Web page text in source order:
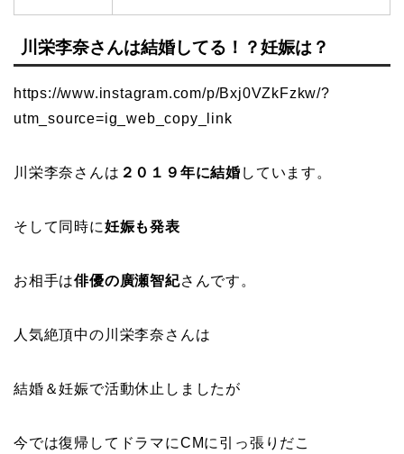
川栄李奈さんは結婚してる！？妊娠は？
https://www.instagram.com/p/Bxj0VZkFzkw/?
utm_source=ig_web_copy_link
川栄李奈さんは ２０１９年に結婚 しています。
そして同時に妊娠も発表
お相手は俳優の廣瀬智紀さんです。
人気絶頂中の川栄李奈さんは
結婚＆妊娠で活動休止しましたが
今では復帰してドラマにCMに引っ張りだこ